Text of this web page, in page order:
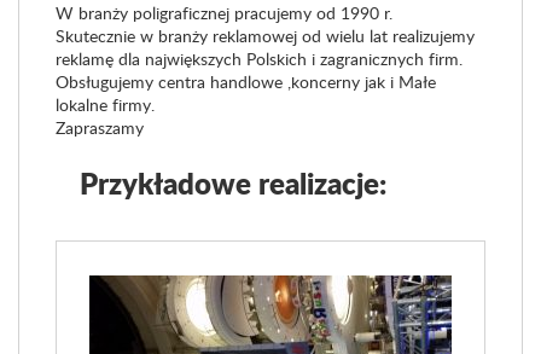
W branży poligraficznej pracujemy od 1990 r.
Skutecznie w branży reklamowej od wielu lat realizujemy
reklamę dla największych Polskich i zagranicznych firm.
Obsługujemy centra handlowe ,koncerny jak i Małe
lokalne firmy.
Zapraszamy
Przykładowe realizacje: